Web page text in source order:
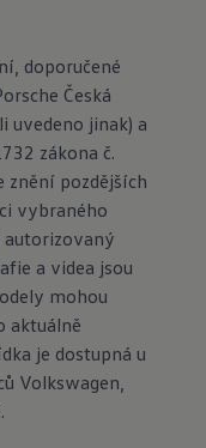
doporučené
Česká
uvedeno jinak) a
zákona č.
znění pozdějších
vybraného
autorizovaný
a videa jsou
mohou
aktuálně
je dostupná u
Volkswagen,